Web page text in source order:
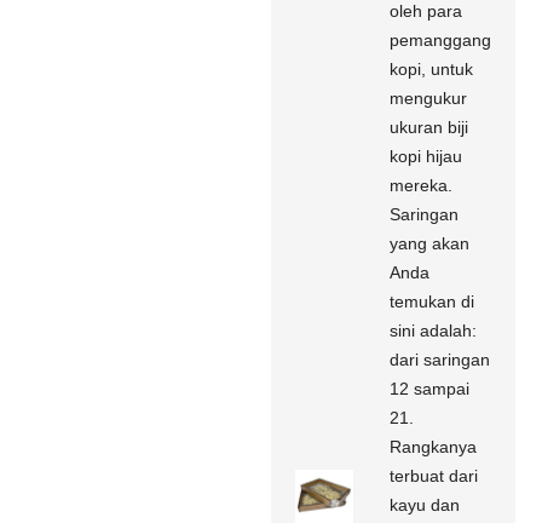
oleh para
pemanggang
kopi, untuk
mengukur
ukuran biji
kopi hijau
mereka.
Saringan
yang akan
Anda
temukan di
sini adalah:
dari saringan
12 sampai
21.
Rangkanya
terbuat dari
kayu dan